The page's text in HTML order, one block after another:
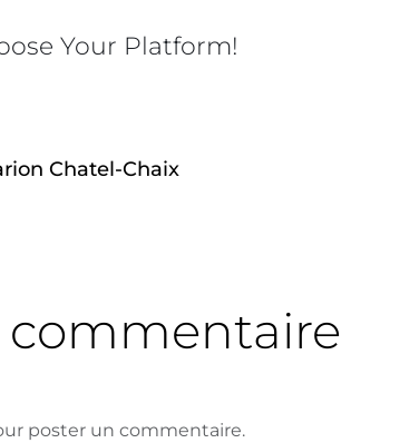
Your Platform!
Chatel-Chaix
commentaire
poster un commentaire.